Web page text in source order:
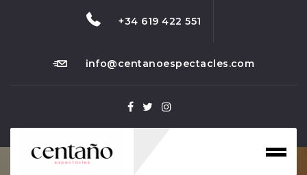
+34 619 422 551
info@centanoespectacles.com